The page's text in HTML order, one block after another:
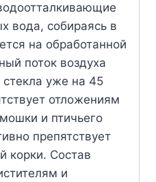
вода, собираясь в
на обработанной
поток воздуха
стекла уже на 45
отложениям
и птичьего
препятствует
корки. Состав
и